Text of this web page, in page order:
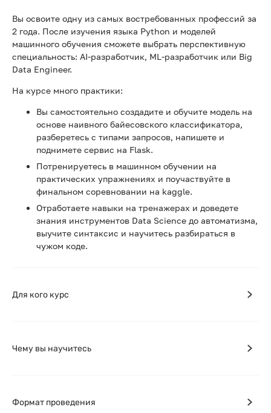
Вы освоите одну из самых востребованных профессий за
2 года. После изучения языка Python и моделей
машинного обучения сможете выбрать перспективную
специальность: AI-разработчик, ML-разработчик или Big
Data Engineer.
На курсе много практики:
Вы самостоятельно создадите и обучите модель на
основе наивного байесовского классификатора,
разберетесь с типами запросов, напишете и
поднимете сервис на Flask.
Потренируетесь в машинном обучении на
практических упражнениях и поучаствуйте в
финальном соревновании на kaggle.
Отработаете навыки на тренажерах и доведете
знания инструментов Data Science до автоматизма,
выучите синтаксис и научитесь разбираться в
чужом коде.
Для кого курс
Чему вы научитесь
Формат проведения